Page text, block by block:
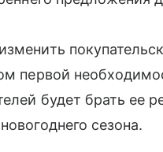
первой
будет брать ее
сезона.